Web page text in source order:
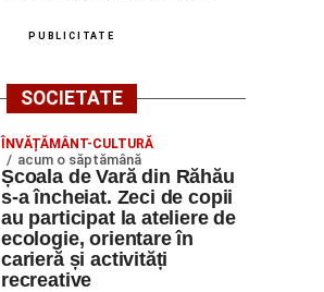
PUBLICITATE
SOCIETATE
ÎNVĂȚĂMÂNT-CULTURĂ
acum o săptămână
Școala de Vară din Răhău
s-a încheiat. Zeci de copii
au participat la ateliere de
ecologie, orientare în
carieră și activități
recreative